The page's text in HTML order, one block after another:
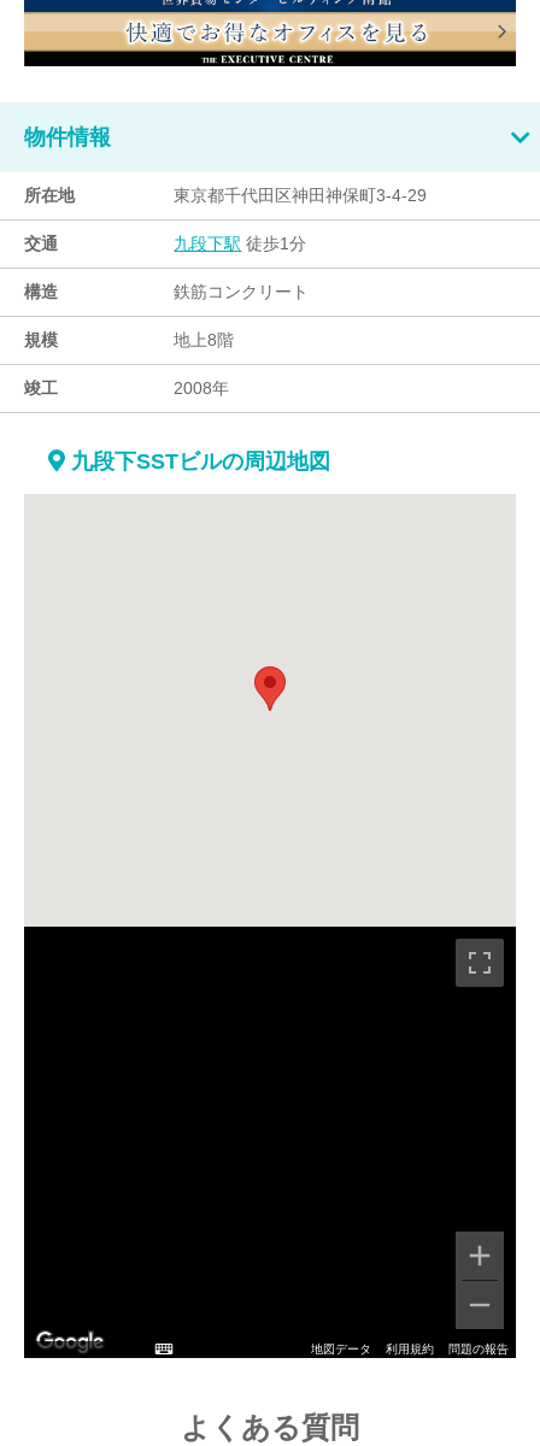
物件情報
所在地 東京都千代田区神田神保町3-4-29
交通 九段下駅 徒歩1分
構造 鉄筋コンクリート
規模 地上8階
竣工 2008年
九段下SSTビルの周辺地図
地図データ 利用規約 問題の報告
よくある質問